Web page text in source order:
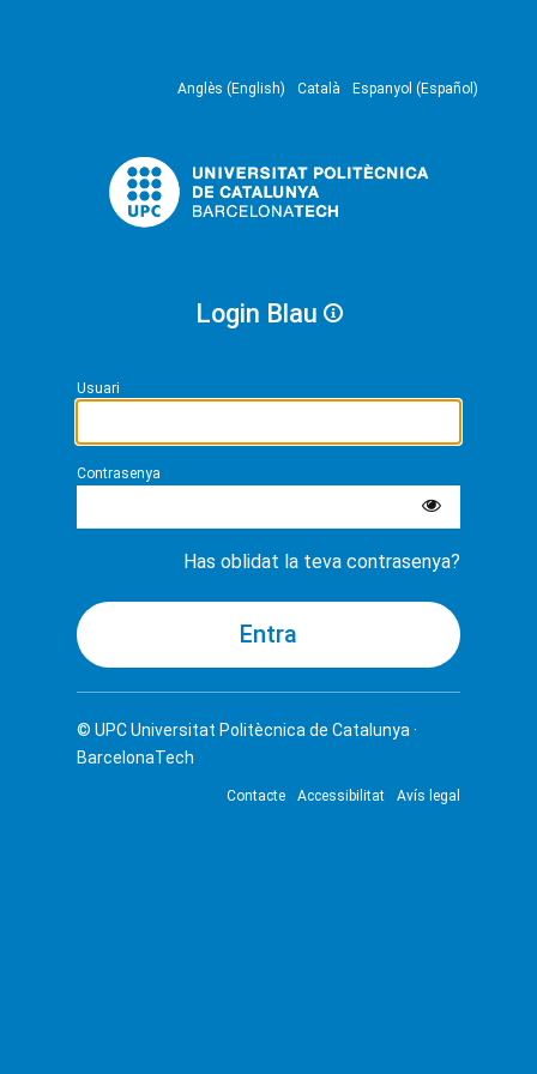
Anglès (English) Català Espanyol (Español)
Login Blau
Usuari
Contrasenya
Has oblidat la teva contrasenya?
© UPCUniversitat Politècnica de Catalunya ·
BarcelonaTech
Contacte Accessibilitat Avís legal